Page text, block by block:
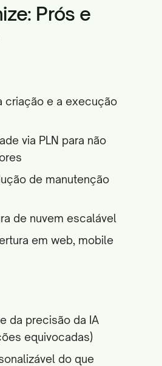
Prós e
criação e a execução
via PLN para não
de manutenção
de nuvem escalável
em web, mobile
da precisão da IA
equivocadas)
do que